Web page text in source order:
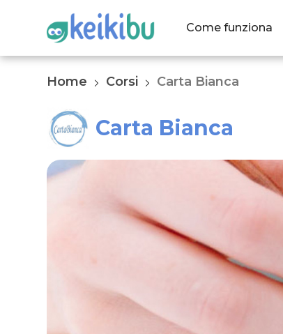
Come funziona
Home Corsi Carta Bianca
Carta Bianca